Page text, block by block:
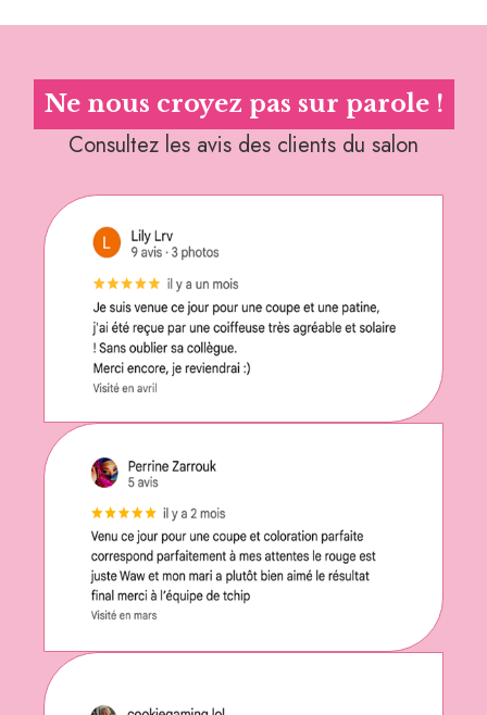
Ne nous croyez pas sur parole !
Consultez les avis des clients du salon